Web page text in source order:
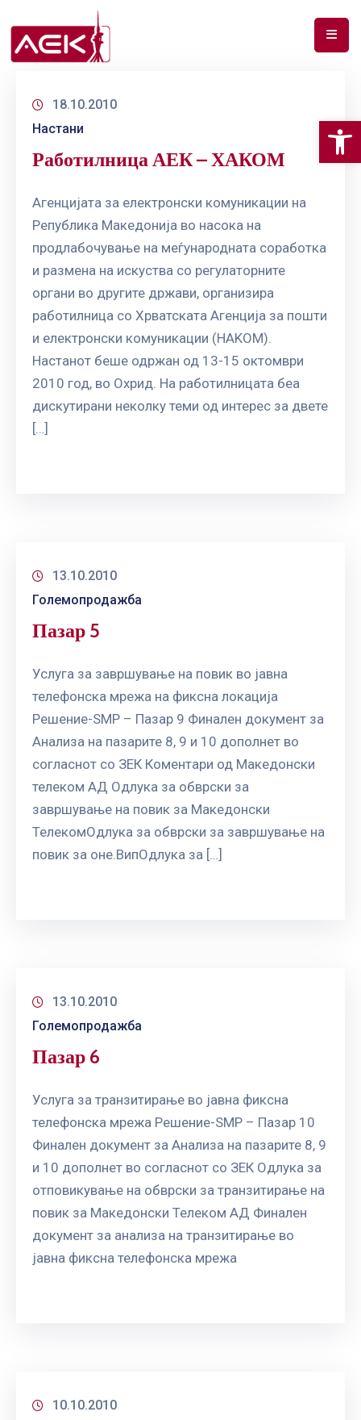
НАС
ДОКУМЕНТИ
СПЕКТАР
ТЕЛЕКОМУНИКАЦИИ
АНАЛИЗА
ГРИЖА
КОРИСНИЦИ
18.10.2010
Настани
Работилница АЕК – ХАКОМ
Агенцијата за електронски комуникации на
Република Македонија во насока на
продлабочување на меѓународната соработка
и размена на искуства со регулаторните
органи во другите држави, организира
работилница со Хрватската Агенција за пошти
и електронски комуникации (HAKOM).
Настанот беше одржан од 13-15 октомври
2010 год, во Охрид. На работилницата беа
дискутирани неколку теми од интерес за двете
[…]
13.10.2010
Големопродажба
Пазар 5
Услуга за завршување на повик во јавна
телефонска мрежа на фиксна локација
Решение-SMP – Пазар 9 Финален документ за
Анализа на пазарите 8, 9 и 10 дополнет во
согласнот со ЗЕК Коментари од Македонски
телеком АД Одлука за обврски за
завршување на повик за Македонски
ТелекомОдлука за обврски за завршување на
повик за оне.ВипОдлука за […]
13.10.2010
Големопродажба
Пазар 6
Услуга за транзитирање во јавна фиксна
телефонска мрежа Решение-SMP – Пазар 10
Финален документ за Анализа на пазарите 8, 9
и 10 дополнет во согласнот со ЗЕК Одлука за
отповикување на обврски за транзитирање на
повик за Македонски Телеком АД Финален
документ за анализа на транзитирање во
јавна фиксна телефонска мрежа
10.10.2010